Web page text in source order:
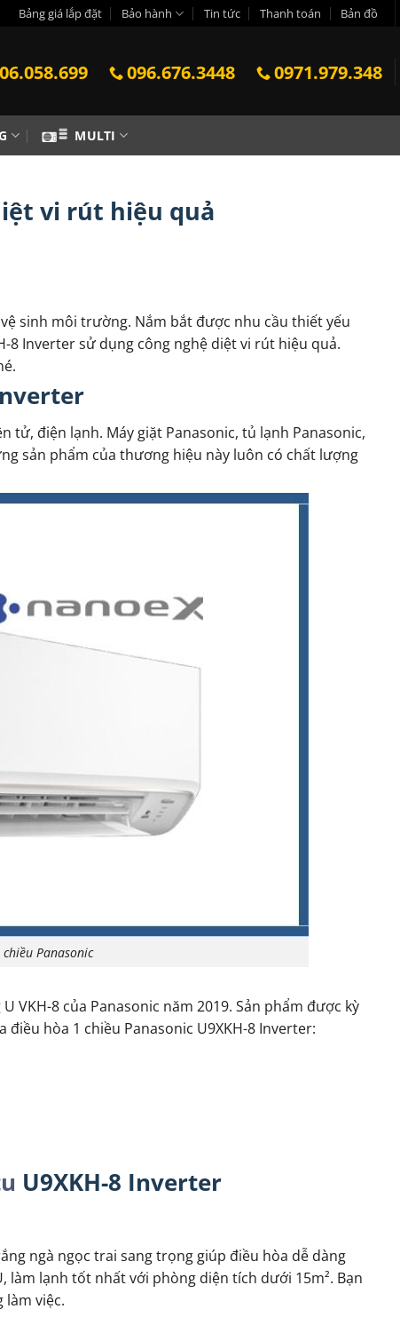
Bảng giá lắp đặt Bảo hành Tin tức Thanh toán Bản đồ
096.676.3448 0971.979.348
MULTI
vi rút hiệu quả
sinh môi trường. Nắm bắt được nhu cầu thiết yếu
8 Inverter sử dụng công nghệ diệt vi rút hiệu quả.
tử, điện lạnh. Máy giặt Panasonic, tủ lạnh Panasonic,
sản phẩm của thương hiệu này luôn có chất lượng
Panasonic
VKH-8 của Panasonic năm 2019. Sản phẩm được kỳ
hòa 1 chiều Panasonic U9XKH-8 Inverter:
U9XKH-8 Inverter
ngà ngọc trai sang trọng giúp điều hòa dễ dàng
làm lạnh tốt nhất với phòng diện tích dưới 15m². Bạn
làm việc.